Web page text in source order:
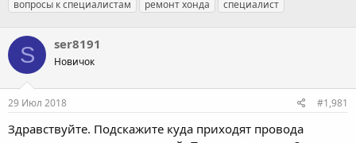
т
т
е
м
ы
т
н
а
а
г
вопросы к специалистам
ремонт хонда специалист
S ser8191
Новичок
29 Июл 2018 #1,981
Здравствуйте. Подскажите куда приходят провода